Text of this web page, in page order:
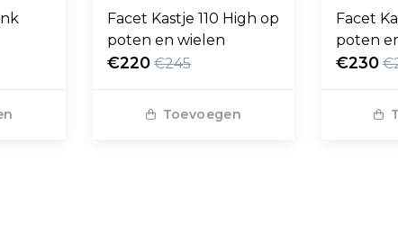
Facet Kastje 110 High op
poten en wielen
€220 €245
Toevoegen
Facet
poten
€230